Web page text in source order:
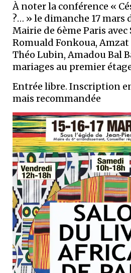
À noter la conférence «
?… » le dimanche 17 mars
Mairie de 6ème Paris
Romuald Fonkoua, Amzat
Théo Lubin, Amadou Bal
mariages au premier
Entrée libre. Inscription
mais recommandée